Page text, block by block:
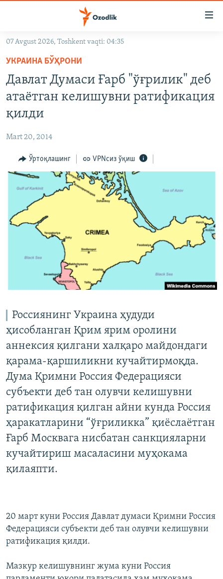
Асосий
навигацияга
ўтинг
Қидиришга
ўтинг
OZODLIK SURISHTIRUVLARI
OZODARXIV
На русском
ИЖТИМОИЙ ТАРМОҚЛАР
Озодлик бошқа тилларда
07 Avgust 2026, Toshkent vaqti: 04:35
УКРАИНА БЎҲРОНИ
Давлат Думаси Ғарб "ўғрилик" деб
атаётган келишувни ратификация
қилди
Mart 20, 2014
Ўртоқлашинг VPNсиз ўқиш
Россиянинг Украина ҳудуди
ҳисобланган Қрим ярим оролини
аннексия қилгани халқаро майдондаги
қарама-қаршиликни кучайтирмоқда.
Дума Қримни Россия Федерацияси
субъекти деб тан олувчи келишувни
ратификация қилган айни кунда Россия
ҳаракатларини “ўғриликка” қиёслаётган
Ғарб Москвага нисбатан санкцияларни
кучайтириш масаласини муҳокама
қилаяпти.
20 март куни Россия Давлат думаси Қримни Россия
Федерацияси субъекти деб тан олувчи келишувни
ратификация қилди.
Мазкур келишувнинг жума куни Россия